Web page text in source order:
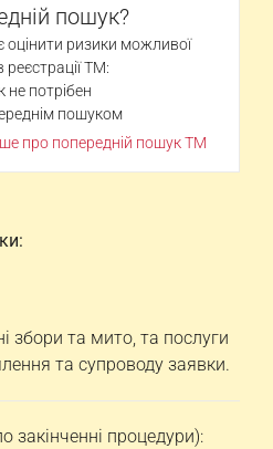
пошук?
оцінити ризики можливої
реєстрації ТМ:
не потрібен
пошуком
про попередній пошук ТМ
збори та мито, та послуги
та супроводу заявки.
закінченні процедури):